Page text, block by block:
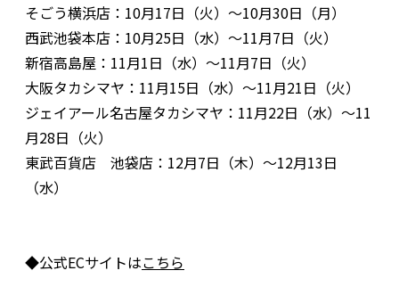
そごう横浜店：10月17日（火）〜10月30日（月）
西武池袋本店：10月25日（水）〜11月7日（火）
新宿高島屋：11月1日（水）〜11月7日（火）
大阪タカシマヤ：11月15日（水）〜11月21日（火）
ジェイアール名古屋タカシマヤ：11月22日（水）〜11
月28日（火）
東武百貨店 池袋店：12月7日（木）〜12月13日
（水）
◆公式ECサイトはこちら